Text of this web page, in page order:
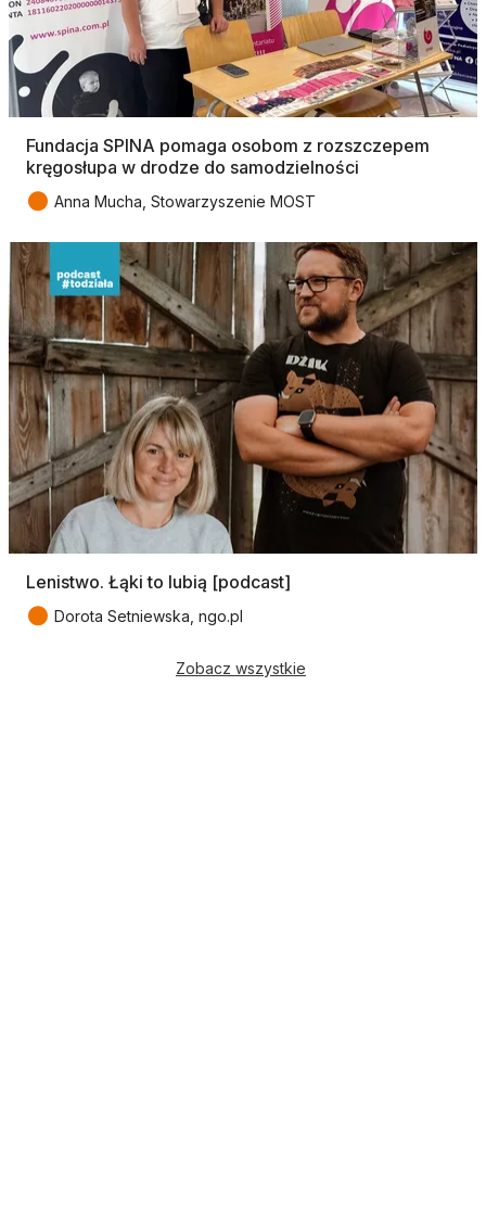
Fundacja SPINA pomaga osobom z rozszczepem
kręgosłupa w drodze do samodzielności
● Anna Mucha, Stowarzyszenie MOST
Lenistwo. Łąki to lubią [podcast]
● Dorota Setniewska, ngo.pl
Zobacz wszystkie